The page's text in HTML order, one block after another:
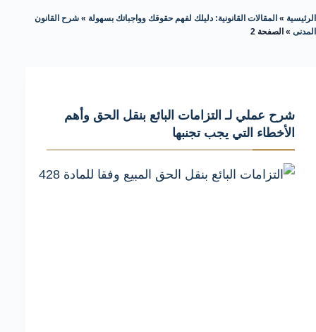
الرئيسية » المقالات القانونية: دليلك لفهم حقوقك وواجباتك بسهولة » شرح القانون
المدنى » الصفحة 2
شرح عملي لـ التزامات البائع بنقل الحق وأهم
الأخطاء التي يجب تجنبها